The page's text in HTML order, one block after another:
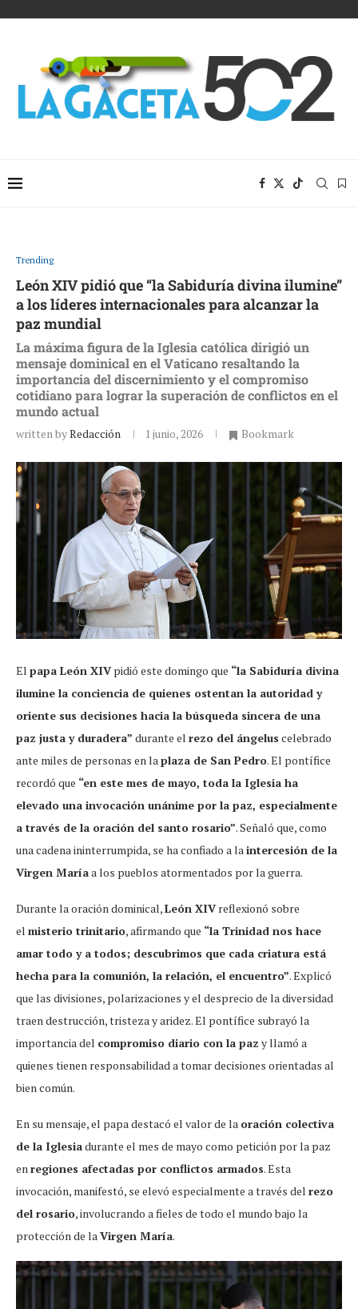
Trending
León XIV pidió que “la Sabiduría divina ilumine”
a los líderes internacionales para alcanzar la
paz mundial
La máxima figura de la Iglesia católica dirigió un
mensaje dominical en el Vaticano resaltando la
importancia del discernimiento y el compromiso
cotidiano para lograr la superación de conflictos en el
mundo actual
written byRedacción 1 junio, 2026 Bookmark
El papa León XIVpidió este domingo que “la Sabiduría divina
ilumine la conciencia de quienes ostentan la autoridad y
oriente sus decisiones hacia la búsqueda sincera de una
paz justa y duradera” durante el rezo del ángelus celebrado
ante miles de personas en laplaza de San Pedro. El pontífice
recordó que “en este mes de mayo, toda la Iglesia ha
elevado una invocación unánime por la paz, especialmente
a través de la oración del santo rosario”. Señaló que, como
una cadena ininterrumpida, se ha confiado a laintercesión de la
Virgen Maríaa los pueblos atormentados por la guerra.
Durante la oración dominical,León XIVreflexionó sobre
el misterio trinitario, afirmando que “la Trinidad nos hace
amar todo y a todos; descubrimos que cada criatura está
hecha para la comunión, la relación, el encuentro”. Explicó
que las divisiones, polarizaciones y el desprecio de la diversidad
traen destrucción, tristeza y aridez. El pontífice subrayó la
importancia del compromiso diario con la paz y llamó a
quienes tienen responsabilidad a tomar decisiones orientadas al
bien común.
En su mensaje, el papa destacó el valor de la oración colectiva
de la Iglesiadurante el mes de mayo como petición por la paz
enregiones afectadas por conflictos armados. Esta
invocación, manifestó, se elevó especialmente a través del rezo
del rosario, involucrando a fieles de todo el mundo bajo la
protección de laVirgen María.